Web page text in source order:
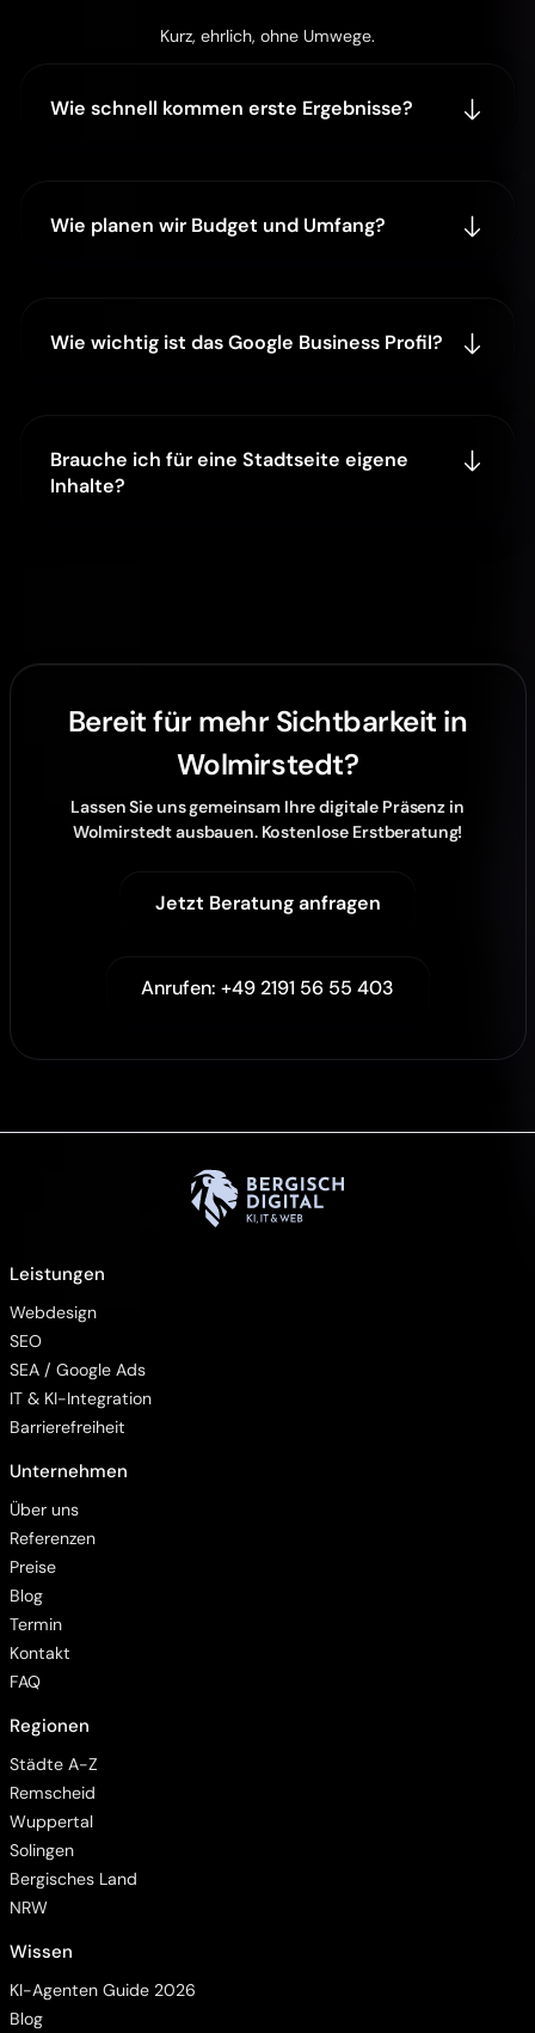
Kurz, ehrlich, ohne Umwege.
Wie schnell kommen erste Ergebnisse?
Wie planen wir Budget und Umfang?
Wie wichtig ist das Google Business Profil?
Brauche ich für eine Stadtseite eigene
Inhalte?
Bereit für mehr Sichtbarkeit in
Wolmirstedt?
Lassen Sie uns gemeinsam Ihre digitale Präsenz in
Wolmirstedt ausbauen. Kostenlose Erstberatung!
Jetzt Beratung anfragen
Anrufen: +49 2191 56 55 403
Leistungen
Webdesign
SEO
SEA / Google Ads
IT & KI-Integration
Barrierefreiheit
Unternehmen
Über uns
Referenzen
Preise
Blog
Termin
Kontakt
FAQ
Regionen
Städte A-Z
Remscheid
Wuppertal
Solingen
Bergisches Land
NRW
Wissen
KI-Agenten Guide 2026
Blog
Barrierefreiheit
Animationen pausieren